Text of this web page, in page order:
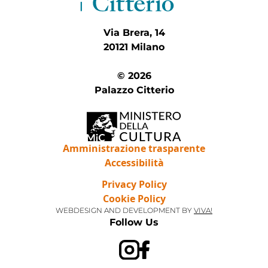
Via Brera, 14
20121 Milano
© 2026
Palazzo Citterio
Follow Us
Amministrazione trasparente
Accessibilità
Privacy Policy
Cookie Policy
WEBDESIGN AND DEVELOPMENT BY VIVA!